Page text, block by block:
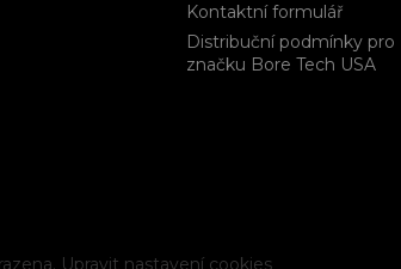
Kontaktní formulář
Distribuční podmínky pro
značku Bore Tech USA
Upravit nastavení cookies